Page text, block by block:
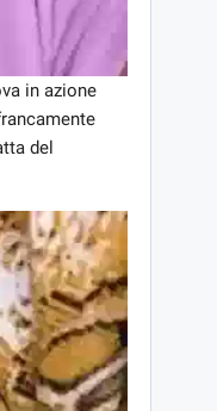
in azione
del